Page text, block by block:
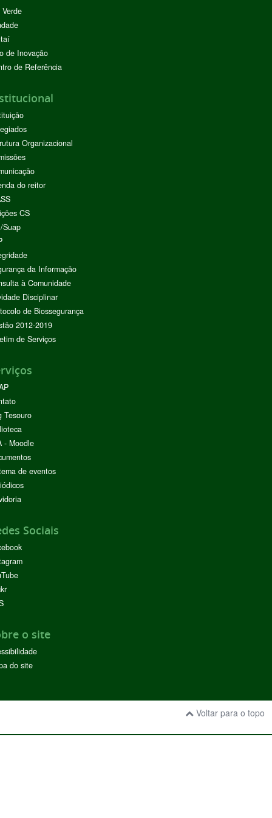
de Inovação
de Referência
Organizacional
do reitor
CS
Suap
da Informação
à Comunidade
Disciplinar
de Biossegurança
2012-2019
de Serviços
Tesouro
- Moodle
de eventos
Sociais
o site
do site
Voltar para o topo